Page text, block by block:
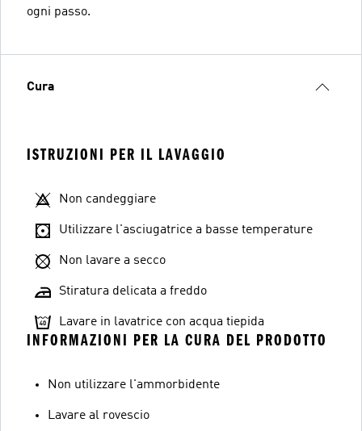
ogni passo.
Cura
ISTRUZIONI PER IL LAVAGGIO
Non candeggiare
Utilizzare l'asciugatrice a basse temperature
Non lavare a secco
Stiratura delicata a freddo
Lavare in lavatrice con acqua tiepida
INFORMAZIONI PER LA CURA DEL PRODOTTO
Non utilizzare l'ammorbidente
Lavare al rovescio